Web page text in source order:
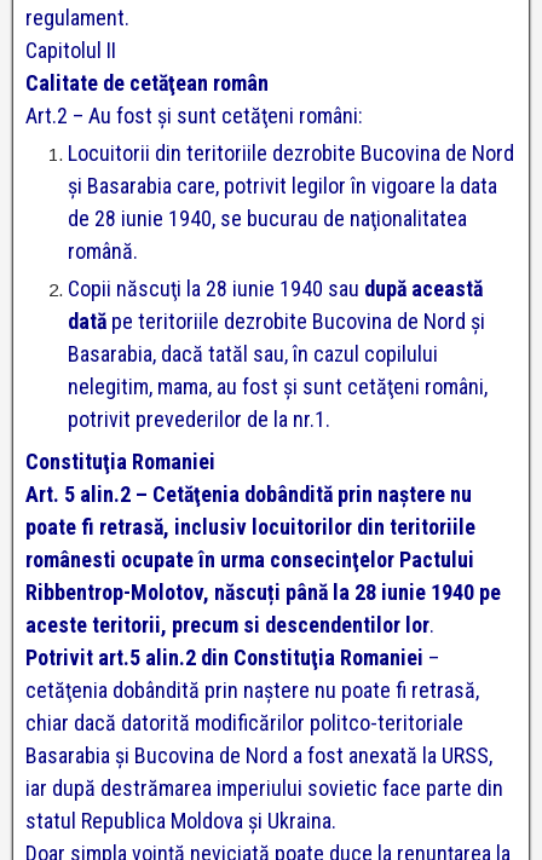
regulament.
Capitolul II
Calitate de cetăţean român
Art.2 – Au fost şi sunt cetăţeni români:
Locuitorii din teritoriile dezrobite Bucovina de Nord
şi Basarabia care, potrivit legilor în vigoare la data
de 28 iunie 1940, se bucurau de naţionalitatea
română.
Copii născuţi la 28 iunie 1940 sau după această
dată pe teritoriile dezrobite Bucovina de Nord şi
Basarabia, dacă tatăl sau, în cazul copilului
nelegitim, mama, au fost şi sunt cetăţeni români,
potrivit prevederilor de la nr.1.
Constituţia Romaniei
Art. 5 alin.2 – Cetăţenia dobândită prin naştere nu
poate fi retrasă, inclusiv locuitorilor din teritoriile
românesti ocupate în urma consecinţelor Pactului
Ribbentrop-Molotov, născuți până la 28 iunie 1940 pe
aceste teritorii, precum si descendentilor lor.
Potrivit art.5 alin.2 din Constituţia Romaniei –
cetăţenia dobândită prin naştere nu poate fi retrasă,
chiar dacă datorită modificărilor politco-teritoriale
Basarabia şi Bucovina de Nord a fost anexată la URSS,
iar după destrămarea imperiului sovietic face parte din
statul Republica Moldova şi Ukraina.
Doar simpla voinţă neviciată poate duce la renunţarea la